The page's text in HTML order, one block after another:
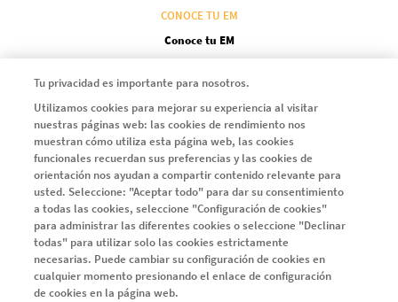
CONOCE TU EM
Conoce tu EM
Fijarse objetivos en la EM
Defiéndete a ti mismo
SERIE EMMA
Serie EMMA
Capítulo 1
Capítulo 2
Tu privacidad es importante para nosotros.
Utilizamos cookies para mejorar su experiencia al visitar
nuestras páginas web: las cookies de rendimiento nos
muestran cómo utiliza esta página web, las cookies
funcionales recuerdan sus preferencias y las cookies de
orientación nos ayudan a compartir contenido relevante para
usted. Seleccione: "Aceptar todo" para dar su consentimiento
a todas las cookies, seleccione "Configuración de cookies"
para administrar las diferentes cookies o seleccione "Declinar
todas" para utilizar solo las cookies estrictamente
necesarias. Puede cambiar su configuración de cookies en
cualquier momento presionando el enlace de configuración
de cookies en la página web.